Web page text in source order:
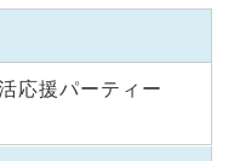
応援パーティー